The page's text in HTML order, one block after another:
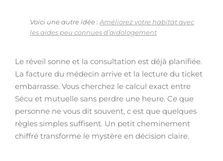
Voici une autre idée :Améliorez votre habitat avec
les aides peu connues d’aidologement
Le réveil sonne et la consultation est déjà planifiée.
La facture du médecin arrive et la lecture du ticket
embarrasse. Vous cherchez le calcul exact entre
Sécu et mutuelle sans perdre une heure. Ce que
personne ne vous dit souvent, c est que quelques
règles simples suffisent. Un petit cheminement
chiffré transforme le mystère en décision claire.